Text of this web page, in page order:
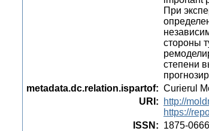
При
стороны
степени
metadata.dc.relation.ispartof: Curierul
URI :
http://
https://
ISSN : 1875-0666